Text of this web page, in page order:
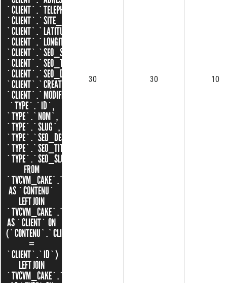
`CLIENT`.`TELEPHONE`,
`CLIENT`.`SITE_WEB`,
`CLIENT`.`LATITUDE`,
`CLIENT`.`LONGITUDE`,
`CLIENT`.`SEO_SLUG`,
`CLIENT`.`SEO_TITLE`,
`CLIENT`.`SEO_DESCRIPTION`,
`CLIENT`.`CREATED`,
`CLIENT`.`MODIFIED`,
`TYPE`.`ID`,
`TYPE`.`NOM`,
`TYPE`.`SLUG`,
`TYPE`.`SEO_DESCRIPTION`,
`TYPE`.`SEO_TITLE`,
`TYPE`.`SEO_SLUG`
FROM
`TVCVM_CAKE`.`CONTENUS`
AS `CONTENU`
LEFT JOIN
`TVCVM_CAKE`.`CLIENTS`
AS `CLIENT` ON
(`CONTENU`.`CLIENT_ID`
=
`CLIENT`.`ID`)
LEFT JOIN
`TVCVM_CAKE`.`TYPES`
30 30 10